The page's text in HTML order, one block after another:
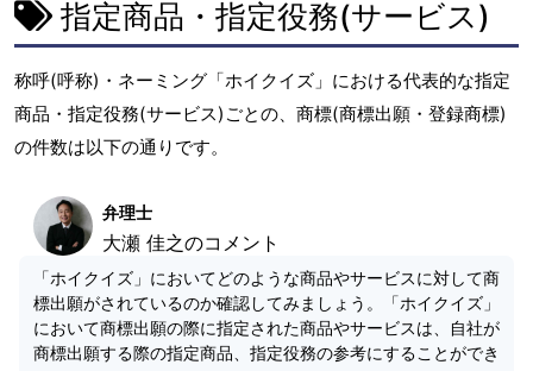
指定商品・指定役務(サービス)
称呼(呼称)・ネーミング「ホイクイズ」における代表的な指定
商品・指定役務(サービス)ごとの、商標(商標出願・登録商標)
の件数は以下の通りです。
弁理士
大瀬 佳之のコメント
「ホイクイズ」においてどのような商品やサービスに対して商
標出願がされているのか確認してみましょう。「ホイクイズ」
において商標出願の際に指定された商品やサービスは、自社が
商標出願する際の指定商品、指定役務の参考にすることができ